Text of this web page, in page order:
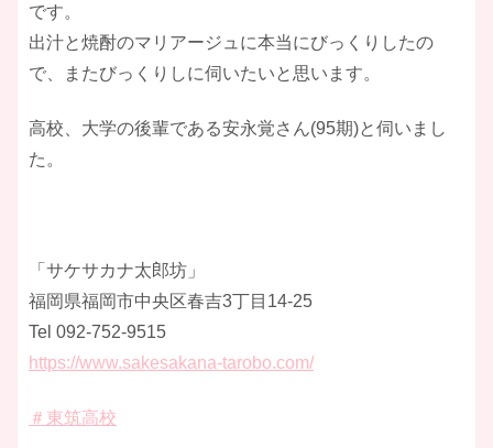
です。
出汁と焼酎のマリアージュに本当にびっくりしたの
で、またびっくりしに伺いたいと思います。
高校、大学の後輩である安永覚さん(95期)と伺いまし
た。
「サケサカナ太郎坊」
福岡県福岡市中央区春吉3丁目14-25
Tel 092-752-9515
https://www.sakesakana-tarobo.com/
＃東筑高校